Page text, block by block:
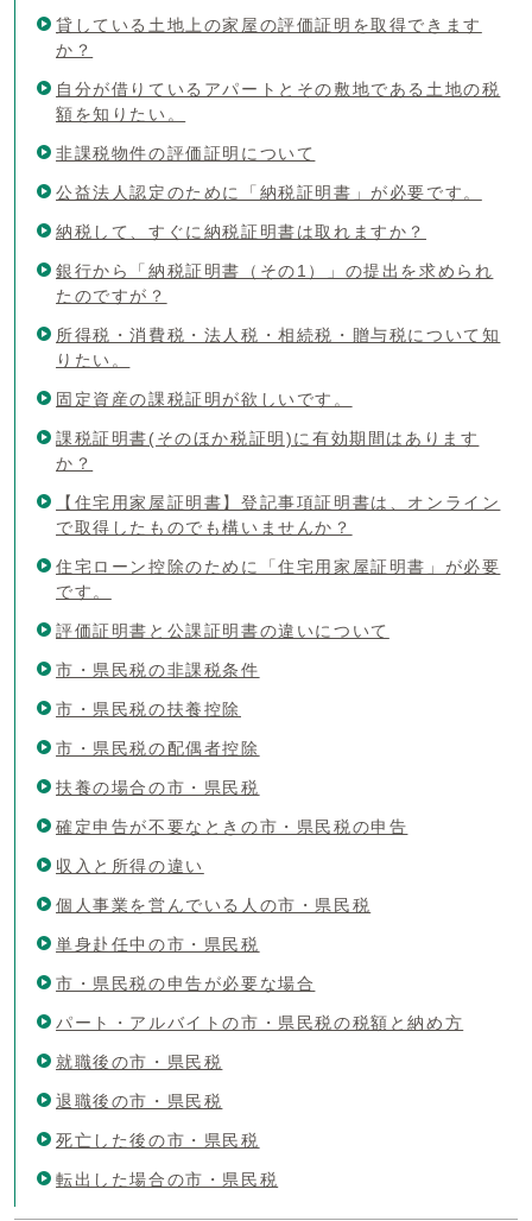
貸している土地上の家屋の評価証明を取得できます
か？
自分が借りているアパートとその敷地である土地の税
額を知りたい。
非課税物件の評価証明について
公益法人認定のために「納税証明書」が必要です。
納税して、すぐに納税証明書は取れますか？
銀行から「納税証明書（その1）」の提出を求められ
たのですが？
所得税・消費税・法人税・相続税・贈与税について知
りたい。
固定資産の課税証明が欲しいです。
課税証明書(そのほか税証明)に有効期間はあります
か？
【住宅用家屋証明書】登記事項証明書は、オンライン
で取得したものでも構いませんか？
住宅ローン控除のために「住宅用家屋証明書」が必要
です。
評価証明書と公課証明書の違いについて
市・県民税の非課税条件
市・県民税の扶養控除
市・県民税の配偶者控除
扶養の場合の市・県民税
確定申告が不要なときの市・県民税の申告
収入と所得の違い
個人事業を営んでいる人の市・県民税
単身赴任中の市・県民税
市・県民税の申告が必要な場合
パート・アルバイトの市・県民税の税額と納め方
就職後の市・県民税
退職後の市・県民税
死亡した後の市・県民税
転出した場合の市・県民税